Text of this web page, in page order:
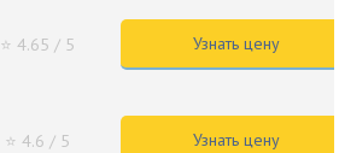
⭐ 4.65 / 5 Узнать цену
⭐ 4.6 / 5 Узнать цену